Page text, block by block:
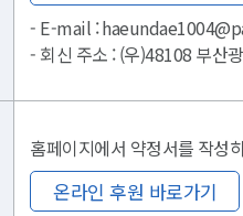
- E-mail :
- 회신 주소 : (우)48108 부산
홈페이지에서 약정서를 작성
온라인 후원 바로가기